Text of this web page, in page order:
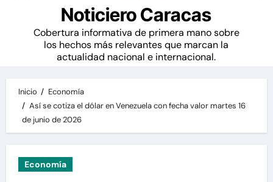
Noticiero Caracas
Cobertura informativa de primera mano sobre
los hechos más relevantes que marcan la
actualidad nacional e internacional.
Inicio
Economía
Así se cotiza el dólar en Venezuela con fecha valor martes 16
de junio de 2026
Economía